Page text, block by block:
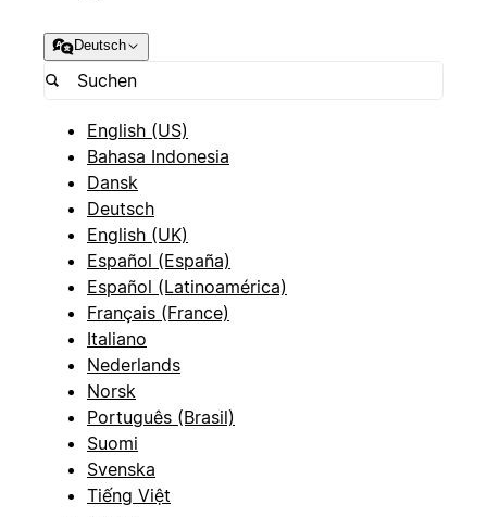
Deutsch
English (US)
Bahasa Indonesia
Dansk
Deutsch
English (UK)
Español (España)
Español (Latinoamérica)
Français (France)
Italiano
Nederlands
Norsk
Português (Brasil)
Suomi
Svenska
Tiếng Việt